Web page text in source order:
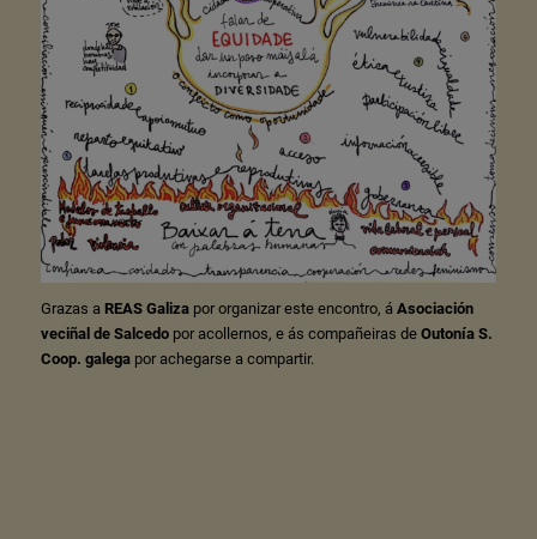
Grazas a REAS Galizapor organizar este encontro, á Asociación
veciñal de Salcedopor acollernos, e ás compañeiras de Outonía S.
Coop. galegapor achegarse a compartir.